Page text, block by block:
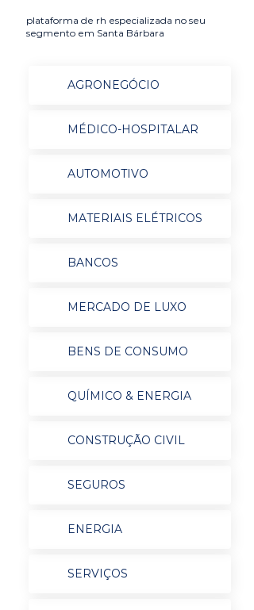
plataforma de rh especializada no seu
segmento em Santa Bárbara
AGRONEGÓCIO
MÉDICO-HOSPITALAR
AUTOMOTIVO
MATERIAIS ELÉTRICOS
BANCOS
MERCADO DE LUXO
BENS DE CONSUMO
QUÍMICO & ENERGIA
CONSTRUÇÃO CIVIL
SEGUROS
ENERGIA
SERVIÇOS